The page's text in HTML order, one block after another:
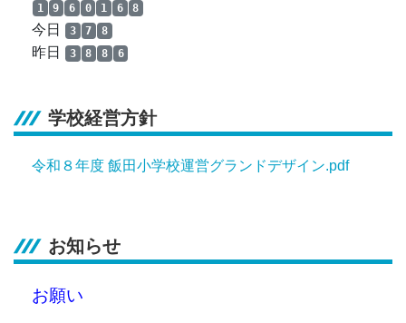
1 9 6 0 1 6 8
今日 3 7 8
昨日 3 8 8 6
学校経営方針
令和８年度 飯田小学校運営グランドデザイン.pdf
お知らせ
お願い